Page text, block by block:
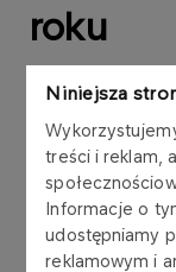
Niniejsza
treści i reklam,
Informacje o
udostępniamy
reklamowym i
roku
ORLEN S.A.
„Porównanie
ORLEN S.A.
polskimi na